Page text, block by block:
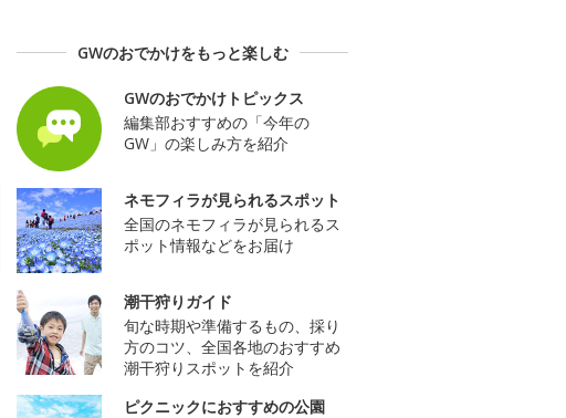
GWのおでかけをもっと楽しむ
GWのおでかけトピックス
編集部おすすめの「今年の
GW」の楽しみ方を紹介
ネモフィラが見られるスポット
全国のネモフィラが見られるス
ポット情報などをお届け
潮干狩りガイド
旬な時期や準備するもの、採り
方のコツ、全国各地のおすすめ
潮干狩りスポットを紹介
ピクニックにおすすめの公園